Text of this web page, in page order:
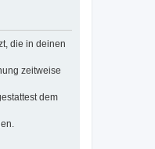
die in deinen
zeitweise
dem